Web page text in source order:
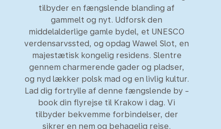
tilbyder en fængslende blanding af
gammelt og nyt. Udforsk den
middelalderlige gamle bydel, et UNESCO
verdensarvssted, og opdag Wawel Slot, en
majestætisk kongelig residens. Slentre
gennem charmerende gader og pladser,
og nyd lækker polsk mad og en livlig kultur.
Lad dig fortrylle af denne fængslende by -
book din flyrejse til Krakow i dag. Vi
tilbyder bekvemme forbindelser, der
sikrer en nem og behagelig rejse.